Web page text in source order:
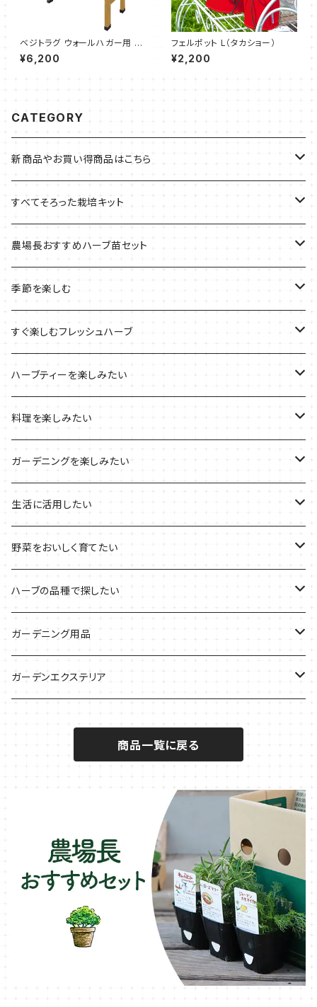
ベジトラグ ウォールハガー用 フ
レーム温室セット（タカショー）
¥6,200
フェルポット L（タカショー）
¥2,200
CATEGORY
新商品やお買い得商品はこちら
今イチオシの商品
季節のおすすめ商品
すべてそろった栽培キット
フェルトプランターの栽培キット
ルーツポーチの栽培キット
ブリキプランターの栽培キット
木製プランターの栽培キット
プラ製プランターの栽培キット
その他のプランターの栽培キット
農場長おすすめハーブ苗セット
農場長おすすめセット
おすすめの寄せ植え
季節を楽しむ
2022年のお正月
2022年の母の日
2021年の敬老の日
2021年のハロウィン
2021年のクリスマス
すぐ楽しむフレッシュハーブ
ハーブミックス
ハーブブーケ
フレッシュハーブ
ハーブティーを楽しみたい
ハーブティーの定番ハーブ
リラックスしたい時に
シャキッとしたい時に
デトックスに
気分で香りを楽しみたい
料理を楽しみたい
料理の定番ハーブ
イタリア料理に
魚料理に
BBQ・肉料理に
サラダに使いたい
秋植えで料理に
ガーデニングを楽しみたい
花を楽しみたい
カラーリーフ
ハーブガーデンづくりに
夏のハーブガーデンに
生活に活用したい
パーティーハーブ
インスタ映えハーブ
虫よけに使いたい
ハーブバスに
野菜をおいしく育てたい
トマトのコンパニオン
ジャガイモのコンパニオン
葉物野菜のコンパニオン
キュウリのコンパニオン
イチゴをおいしく育てたい
ハーブの品種で探したい
ミント・ハーブ苗
バジル・ハーブ苗
タイム・ハーブ苗
マロウ・ハーブ苗
ヒソップ・ハーブ苗
オレガノ・ハーブ苗
ガーデニング用品
その他
樹脂製 / プラ製プランター
ファイバー製プランター
ブリキ製プランター
ガーデンエクステリア
オーニング
シェード
テーブル・チェア・ベンチ
商品一覧に戻る